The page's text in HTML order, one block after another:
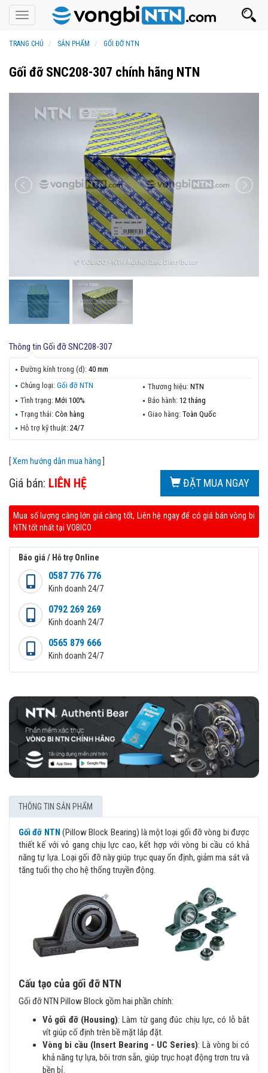
Toggle
navigation
TRANG CHỦ SẢN PHẨM GỐI ĐỠ NTN
Gối đỡ SNC208-307 chính hãng NTN
Thông tin Gối đỡ SNC208-307
Đường kính trong (d): 40 mm
Chủng loại: Gối đỡ NTN Thương hiệu: NTN
Tình trạng: Mới 100% Bảo hành: 12 tháng
Trạng thái: Còn hàng Giao hàng: Toàn Quốc
Hỗ trợ kỹ thuật: 24/7
[Xem hướng dẫn mua hàng
Giá bán: LIÊN HỆ ĐẶT MUA NGAY
Mua số lượng càng lớn giá càng tốt, Liên hệ ngay để có giá bán vòng bi
NTN tốt nhất tại VOBICO
Báo giá / Hỗ trợ Online
0587 776 776
Kinh doanh 24/7
0792 269 269
Kinh doanh 24/7
0565 879 666
Kinh doanh 24/7
THÔNG TIN SẢN PHẨM
Gối đỡ NTN (Pillow Block Bearing) là một loại gối đỡ vòng bi được
thiết kế với vỏ gang chịu lực cao, kết hợp với vòng bi cầu có khả
năng tự lựa. Loại gối đỡ này giúp trục quay ổn định, giảm ma sát và
tăng tuổi thọ cho hệ thống truyền động.
Cấu tạo của gối đỡ NTN
Gối đỡ NTN Pillow Block gồm hai phần chính:
Vỏ gối đỡ (Housing): Làm từ gang đúc chịu lực, có lỗ bắt
vít giúp cố định trên bề mặt lắp đặt.
Vòng bi cầu (Insert Bearing - UC Series): Là vòng bi có
khả năng tự lựa, bôi trơn sẵn, giúp trục hoạt động trơn tru và
bền bỉ.